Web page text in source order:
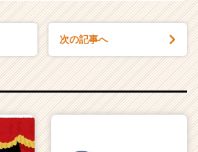
チ
リ
（C
次の記事へ